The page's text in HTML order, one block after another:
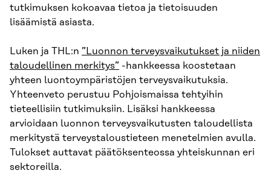
tutkimuksen kokoavaa tietoa ja tietoisuuden
lisäämistä asiasta.
Luken ja THL:n ”Luonnon terveysvaikutukset ja niiden
taloudellinen merkitys” -hankkeessa koostetaan
yhteen luontoympäristöjen terveysvaikutuksia.
Yhteenveto perustuu Pohjoismaissa tehtyihin
tieteellisiin tutkimuksiin. Lisäksi hankkeessa
arvioidaan luonnon terveysvaikutusten taloudellista
merkitystä terveystaloustieteen menetelmien avulla.
Tulokset auttavat päätöksenteossa yhteiskunnan eri
sektoreilla.